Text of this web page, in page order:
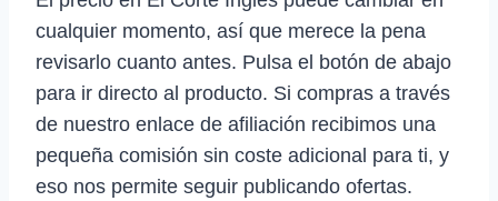
cualquier momento, así que merece la pena
revisarlo cuanto antes. Pulsa el botón de abajo
para ir directo al producto. Si compras a través
de nuestro enlace de afiliación recibimos una
pequeña comisión sin coste adicional para ti, y
eso nos permite seguir publicando ofertas.